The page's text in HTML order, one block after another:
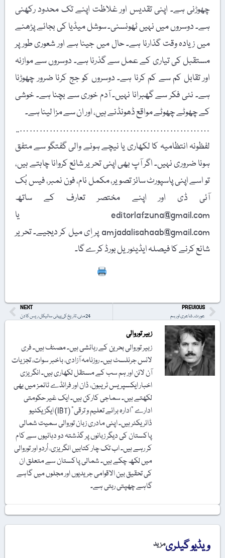
چھوڑنی ہے۔ اپنی تقدیس اور غلاظت اپنے تک محدود رکھنی
ہے۔ دوسروں میں نہیں ٹھونسنی۔ سوشل میڈیا کی بجائے پڑھنے
میں زیادہ وقت گذارنا ہے۔ حال میں جینا ہے اور شعوری طور پر
مستقبل کی تیاری کے عمل سے گذرنا ہے۔ دوسروں سے موازنہ
اور تقابل کم سے کم کرنا ہے۔ دوسروں کو جج کرنا ضرور چھوڑنا
ہے۔ نئی فکر سے گھبرانا نہیں۔ آدم خوری سے بچنا ہے۔ خوشی
کے چھوٹے چھوٹے مواقع ڈھونڈنے ہیں، اور ان سے مزا لینا ہے۔
…………………………………………………..
لفظونہ انتظامیہ کا لکھاری یا نیچے ہونے والی گفتگو سے متفق
ہونا ضروری نہیں۔ اگر آپ بھی اپنی تحریر شائع کروانا چاہتے ہیں،
تو اسے اپنی پاسپورٹ سائز تصویر، مکمل نام، فون نمبر، فیس بُک
آئی ڈی اور اپنے مختصر تعارف کے ساتھ
editorlafzuna@gmail.com یا
amjadalisahaab@gmail.com پر اِی میل کر دیجیے۔ تحریر
شائع کرنے کا فیصلہ ایڈیٹوریل بورڈ کرے گا۔
PREVIOUS
عورت، شاعری اور ہم
NEXT
24 مئی، تاریخ کی پہلی سائیکل ریس کا دن
زبیر توروالی
زبیر توروالی بحرین کے رہائشی ہیں۔ مصنف ہیں۔ فری
لانس جرنلسٹ ہیں۔ روزنامہ آزادی، باخبر سوات، تجزیات
آن لائن اور ہم سب کے مستقل لکھاری ہیں۔ انگریزی
اخبار ایکسپریس ٹریبون، ڈان اور فرائڈے ٹائمز میں بھی
لکھتے ہیں۔ سماجی کارکن ہیں۔ ایک غیر حکومتی
ادارے "ادارہ برائے تعلیم و ترقی" (IBT) ایگزیکٹیو
ڈائریکٹر ہیں۔ اپنی مادری زبان توروالی سمیت شمالی
پاکستان کی دیگر زبانوں پر گذشتہ دو دہائیوں سے کام
کر رہے ہیں۔ اب تک چار کتابیں انگریزی، اُردو اور توروالی
میں لکھ چکے ہیں۔ شمالی پاکستان سے متعلق ان
کی تحقیق بین الاقوامی جریدیوں اور مجلوں میں گاہے
گاہے چھپتی رہتی ہے۔
ویڈیو گیلریمزید